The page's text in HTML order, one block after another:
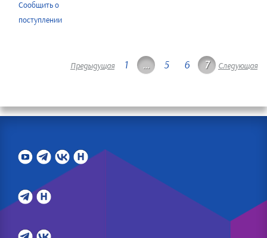
Сообщить о
поступлении
Предыдущая 1 … 5 6 7 Следующая